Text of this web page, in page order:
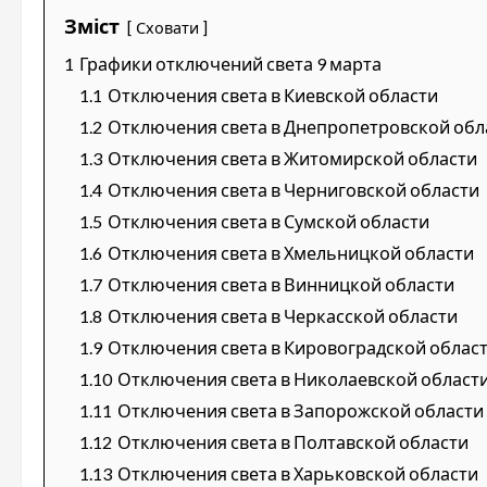
Зміст Сховати
1 Графики отключений света 9 марта
1.1 Отключения света в Киевской области
1.2 Отключения света в Днепропетровской
1.3 Отключения света в Житомирской области
1.4 Отключения света в Черниговской области
1.5 Отключения света в Сумской области
1.6 Отключения света в Хмельницкой области
1.7 Отключения света в Винницкой области
1.8 Отключения света в Черкасской области
1.9 Отключения света в Кировоградской
1.10 Отключения света в Николаевской
1.11 Отключения света в Запорожской области
1.12 Отключения света в Полтавской области
1.13 Отключения света в Харьковской области